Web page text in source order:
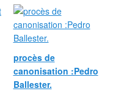
procès de
canonisation :Pedro
Ballester.